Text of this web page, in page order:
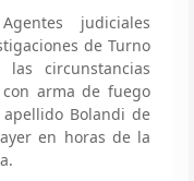
judiciales
de Turno
las circunstancias
arma de fuego
Bolandi de
en horas de la